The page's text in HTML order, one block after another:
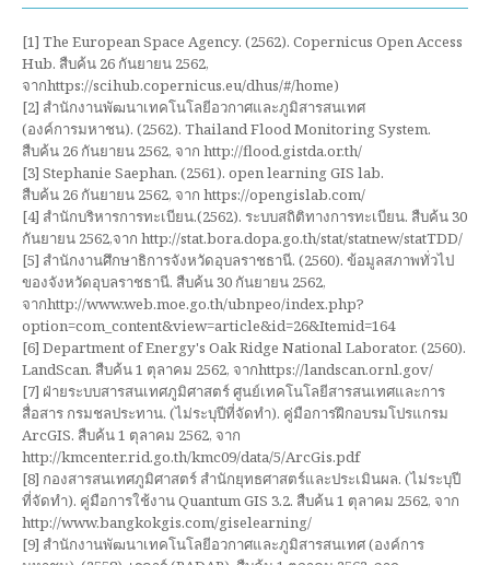
[1] The European Space Agency. (2562). Copernicus Open Access
Hub. สืบค้น 26 กันยายน 2562,
จากhttps://scihub.copernicus.eu/dhus/#/home)
[2] สำนักงานพัฒนาเทคโนโลยีอวกาศและภูมิสารสนเทศ
(องค์การมหาชน). (2562). Thailand Flood Monitoring System.
สืบค้น 26 กันยายน 2562, จาก http://flood.gistda.or.th/
[3] Stephanie Saephan. (2561). open learning GIS lab.
สืบค้น 26 กันยายน 2562, จาก https://opengislab.com/
[4] สำนักบริหารการทะเบียน.(2562). ระบบสถิติทางการทะเบียน. สืบค้น 30
กันยายน 2562,จาก http://stat.bora.dopa.go.th/stat/statnew/statTDD/
[5] สำนักงานศึกษาธิการจังหวัดอุบลราชธานี. (2560). ข้อมูลสภาพทั่วไป
ของจังหวัดอุบลราชธานี. สืบค้น 30 กันยายน 2562,
จากhttp://www.web.moe.go.th/ubnpeo/index.php?
option=com_content&view=article&id=26&Itemid=164
[6] Department of Energy's Oak Ridge National Laborator. (2560).
LandScan. สืบค้น 1 ตุลาคม 2562, จากhttps://landscan.ornl.gov/
[7] ฝ่ายระบบสารสนเทศภูมิศาสตร์ ศูนย์เทคโนโลยีสารสนเทศและการ
สื่อสาร กรมชลประทาน. (ไม่ระบุปีที่จัดทำ). คู่มือการฝึกอบรมโปรแกรม
ArcGIS. สืบค้น 1 ตุลาคม 2562, จาก
http://kmcenter.rid.go.th/kmc09/data/5/ArcGis.pdf
[8] กองสารสนเทศภูมิศาสตร์ สำนักยุทธศาสตร์และประเมินผล. (ไม่ระบุปี
ที่จัดทำ). คู่มือการใช้งาน Quantum GIS 3.2. สืบค้น 1 ตุลาคม 2562, จาก
http://www.bangkokgis.com/giselearning/
[9] สำนักงานพัฒนาเทคโนโลยีอวกาศและภูมิสารสนเทศ (องค์การ